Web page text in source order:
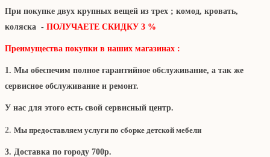
При покупке двух крупных вещей из трех ; комод, кровать,
коляска - ПОЛУЧАЕТЕ СКИДКУ 3 %
Преимущества покупки в наших магазинах :
1. Мы обеспечим полное гарантийное обслуживание, а так же
сервисное обслуживание и ремонт.
У нас для этого есть свой сервисный центр.
2. Мы предоставляем услуги по сборке детской мебели
3. Доставка по городу 700р.